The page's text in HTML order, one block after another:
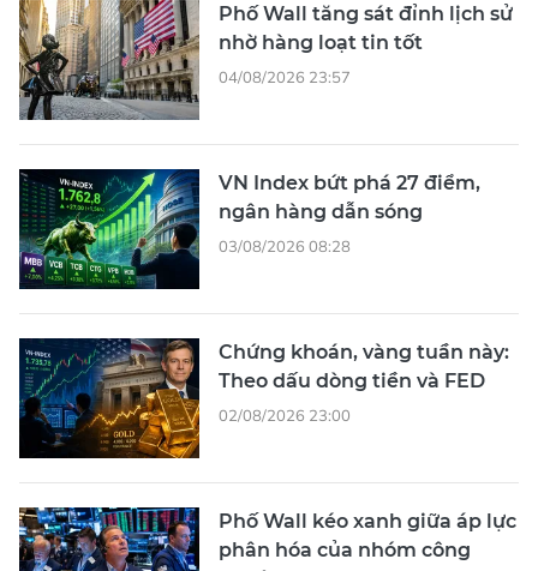
Phố Wall tăng sát đỉnh lịch sử
nhờ hàng loạt tin tốt
04/08/2026 23:57
VN Index bứt phá 27 điểm,
ngân hàng dẫn sóng
03/08/2026 08:28
Chứng khoán, vàng tuần này:
Theo dấu dòng tiền và FED
02/08/2026 23:00
Phố Wall kéo xanh giữa áp lực
phân hóa của nhóm công